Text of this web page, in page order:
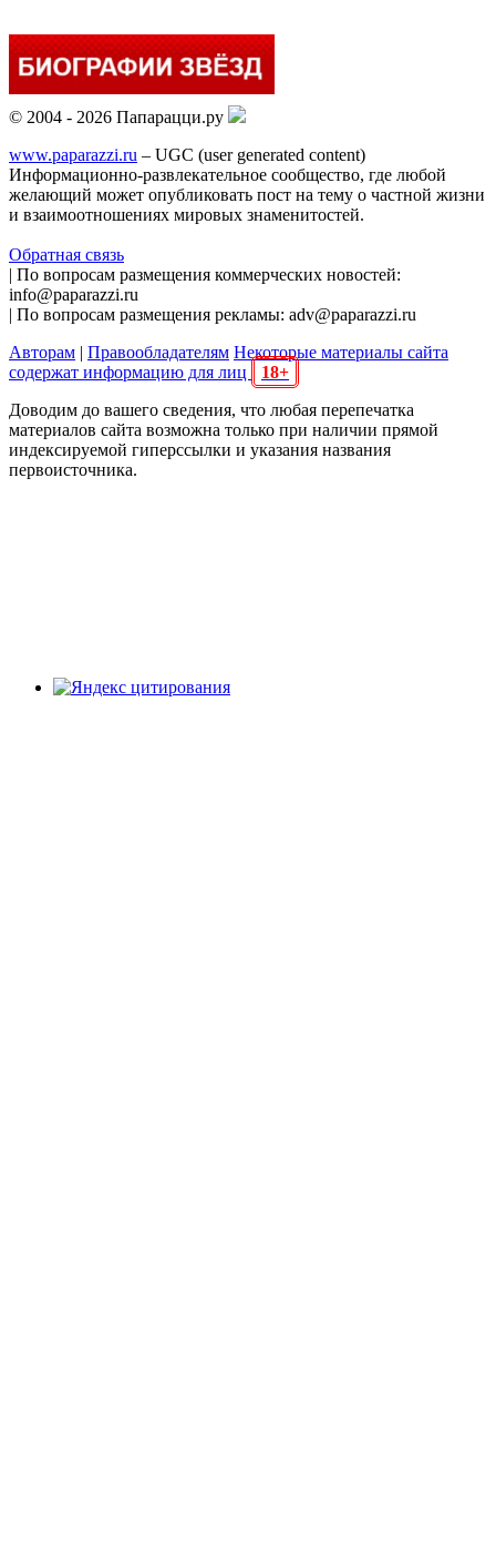
© 2004 - 2026 Папарацци.ру
www.paparazzi.ru – UGC (user generated content)
Информационно-развлекательное сообщество, где любой
желающий может опубликовать пост на тему о частной жизни
и взаимоотношениях мировых знаменитостей.
Обратная связь
| По вопросам размещения коммерческих новостей:
info@paparazzi.ru
| По вопросам размещения рекламы: adv@paparazzi.ru
Авторам | Правообладателям Некоторые материалы сайта
содержат информацию для лиц
18+
Доводим до вашего сведения, что любая перепечатка
материалов сайта возможна только при наличии прямой
индексируемой гиперссылки и указания названия
первоисточника.